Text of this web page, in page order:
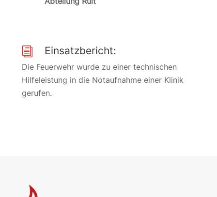
i Einsatzbericht:
Die Feuerwehr wurde zu einer technischen
Hilfeleistung in die Notaufnahme einer Klinik
gerufen.